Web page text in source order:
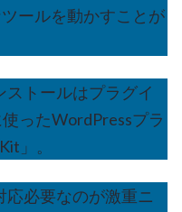
ールを動かすことが
トールはプラグイ
ったWordPressプラ
」。
応必要なのが激重ニ